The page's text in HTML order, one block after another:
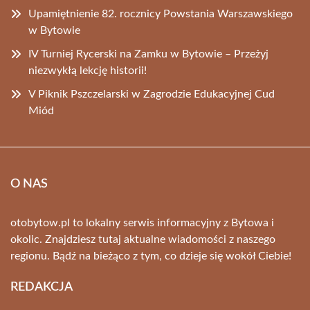
Upamiętnienie 82. rocznicy Powstania Warszawskiego
w Bytowie
IV Turniej Rycerski na Zamku w Bytowie – Przeżyj
niezwykłą lekcję historii!
V Piknik Pszczelarski w Zagrodzie Edukacyjnej Cud
Miód
O NAS
otobytow.pl to lokalny serwis informacyjny z Bytowa i
okolic. Znajdziesz tutaj aktualne wiadomości z naszego
regionu. Bądź na bieżąco z tym, co dzieje się wokół Ciebie!
REDAKCJA